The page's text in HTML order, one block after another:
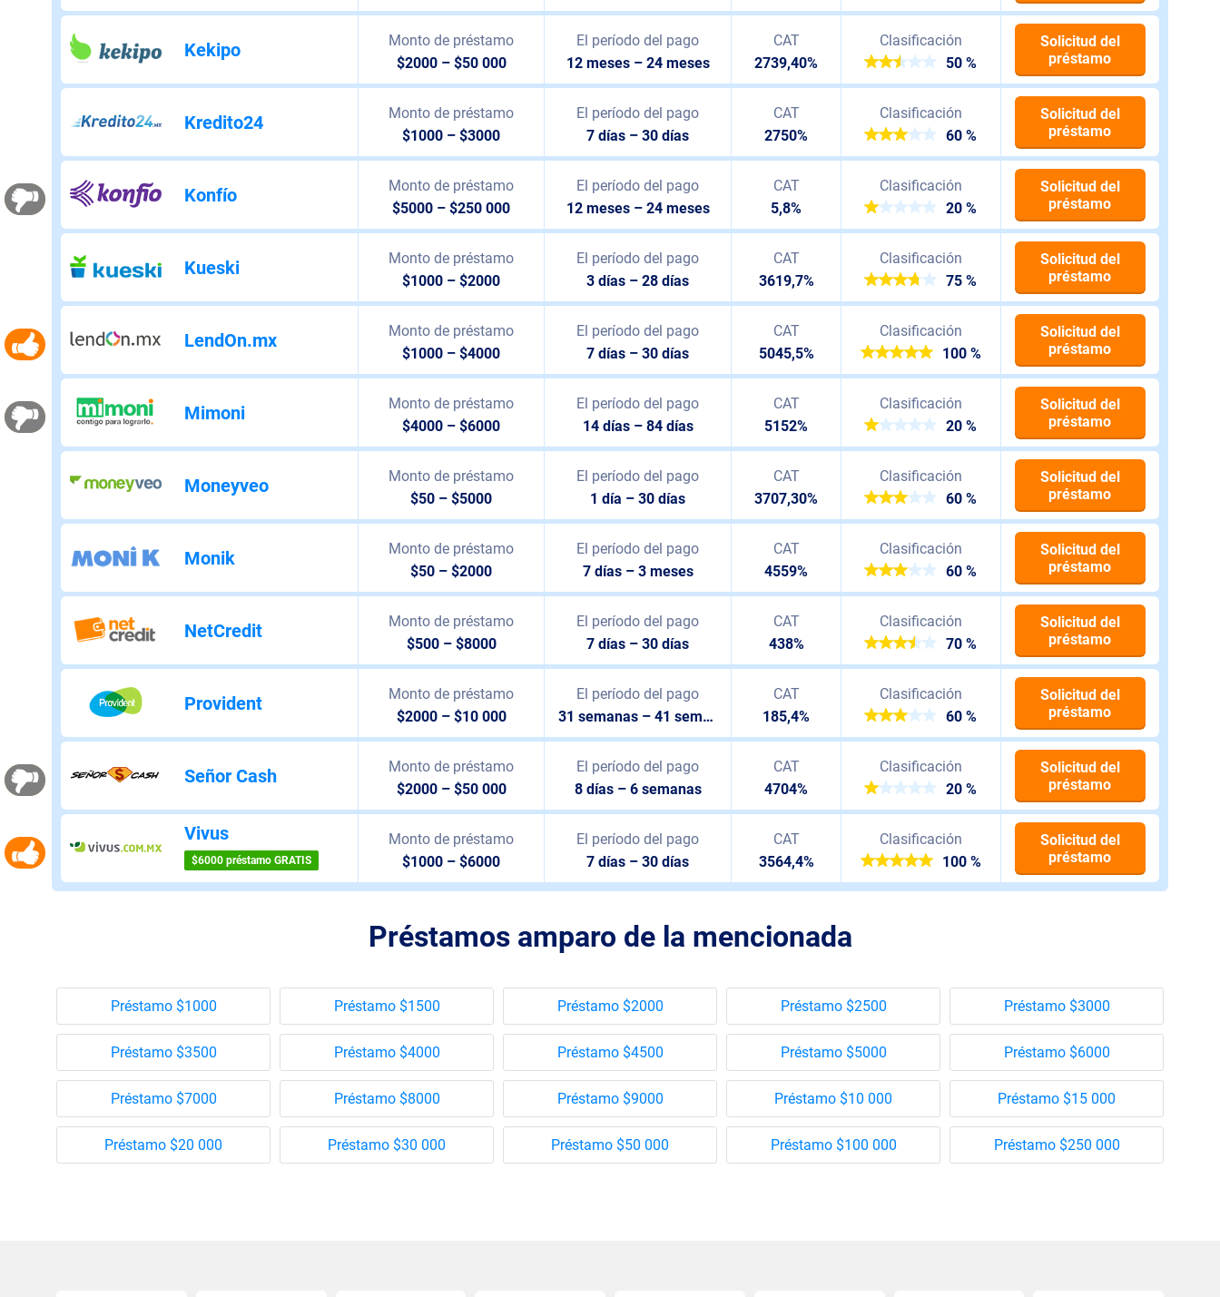
Kekipo
Monto de préstamo
$2000 – $50 000
El período del pago
12 meses – 24 meses
CAT
2739,40%
Clasificación
50 %
Solicitud del
préstamo
Kredito24
Monto de préstamo
$1000 – $3000
El período del pago
7 días – 30 días
CAT
2750%
Clasificación
60 %
Solicitud del
préstamo
Konfío
Monto de préstamo
$5000 – $250 000
El período del pago
12 meses – 24 meses
CAT
5,8%
Clasificación
20 %
Solicitud del
préstamo
Kueski
Monto de préstamo
$1000 – $2000
El período del pago
3 días – 28 días
CAT
3619,7%
Clasificación
75 %
Solicitud del
préstamo
LendOn.mx
Monto de préstamo
$1000 – $4000
El período del pago
7 días – 30 días
CAT
5045,5%
Clasificación
100 %
Solicitud del
préstamo
Mimoni
Monto de préstamo
$4000 – $6000
El período del pago
14 días – 84 días
CAT
5152%
Clasificación
20 %
Solicitud del
préstamo
Moneyveo
Monto de préstamo
$50 – $5000
El período del pago
1 día – 30 días
CAT
3707,30%
Clasificación
60 %
Solicitud del
préstamo
Monik
Monto de préstamo
$50 – $2000
El período del pago
7 días – 3 meses
CAT
4559%
Clasificación
60 %
Solicitud del
préstamo
NetCredit
Monto de préstamo
$500 – $8000
El período del pago
7 días – 30 días
CAT
438%
Clasificación
70 %
Solicitud del
préstamo
Provident
Monto de préstamo
$2000 – $10 000
El período del pago
31 semanas – 41 semanas
CAT
185,4%
Clasificación
60 %
Solicitud del
préstamo
Señor Cash
Monto de préstamo
$2000 – $50 000
El período del pago
8 días – 6 semanas
CAT
4704%
Clasificación
20 %
Solicitud del
préstamo
Vivus
$6000 préstamo GRATIS
Monto de préstamo
$1000 – $6000
El período del pago
7 días – 30 días
CAT
3564,4%
Clasificación
100 %
Solicitud del
préstamo
Préstamos amparo de la mencionada
Préstamo $1000 Préstamo $1500 Préstamo $2000 Préstamo $2500 Préstamo $3000
Préstamo $3500 Préstamo $4000 Préstamo $4500 Préstamo $5000 Préstamo $6000
Préstamo $7000 Préstamo $8000 Préstamo $9000 Préstamo $10 000 Préstamo $15 000
Préstamo $20 000 Préstamo $30 000 Préstamo $50 000 Préstamo $100 000 Préstamo $250 000